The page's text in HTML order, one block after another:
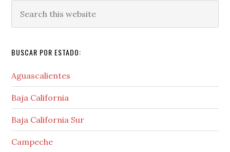
this
BUSCAR POR ESTADO:
Aguascalientes
Baja California
Baja California Sur
Campeche